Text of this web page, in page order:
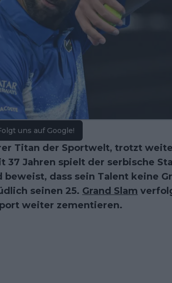
uns auf Google!
Titan der Sportwelt, trotzt
37 Jahren spielt der serbische
beweist, dass sein Talent keine
seinen 25. Grand Slam
weiter zementieren.